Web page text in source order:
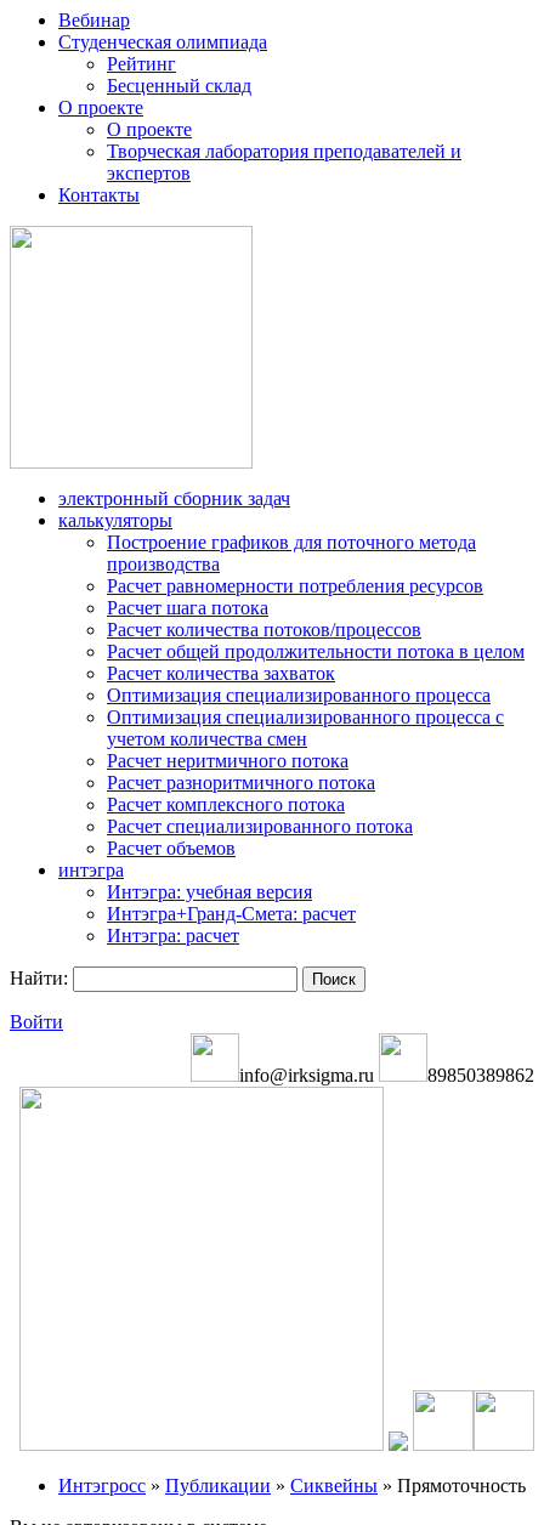
Вебинар
Студенческая олимпиада
Рейтинг
Бесценный склад
О проекте
О проекте
Творческая лаборатория преподавателей и
экспертов
Контакты
электронный сборник задач
калькуляторы
Построение графиков для поточного метода
производства
Расчет равномерности потребления ресурсов
Расчет шага потока
Расчет количества потоков/процессов
Расчет общей продолжительности потока в целом
Расчет количества захваток
Оптимизация специализированного процесса
Оптимизация специализированного процесса с
учетом количества смен
Расчет неритмичного потока
Расчет разноритмичного потока
Расчет комплексного потока
Расчет специализированного потока
Расчет объемов
интэгра
Интэгра: учебная версия
Интэгра+Гранд-Смета: расчет
Интэгра: расчет
Найти:
Войти
info@irksigma.ru 89850389862
Интэгросс » Публикации » Сиквейны » Прямоточность